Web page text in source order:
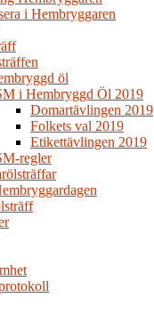
i Hembryggaren
öl
i Hembryggd Öl 2019
Domartävlingen 2019
Folkets val 2019
Etikettävlingen 2019
regler